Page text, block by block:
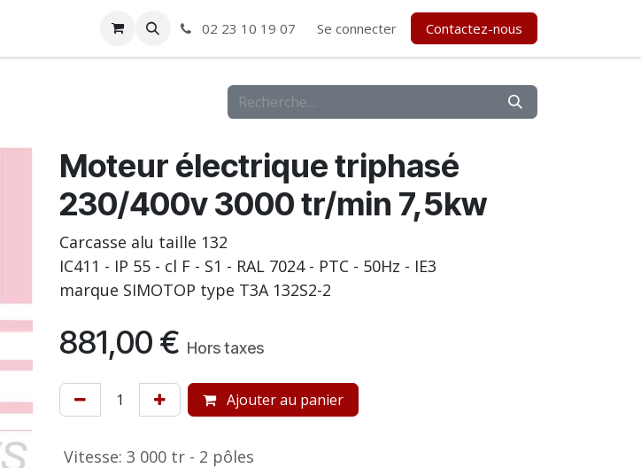
02 23 10 19 07 Se connecter Contactez-nous
Moteur électrique triphasé
230/400v 3000 tr/min 7,5kw
Carcasse alu taille 132
IC411 - IP 55 - cl F - S1 - RAL 7024 - PTC - 50Hz - IE3
marque SIMOTOP type T3A 132S2-2
881,00 € Hors taxes
Ajouter au panier
Vitesse: 3 000 tr - 2 pôles